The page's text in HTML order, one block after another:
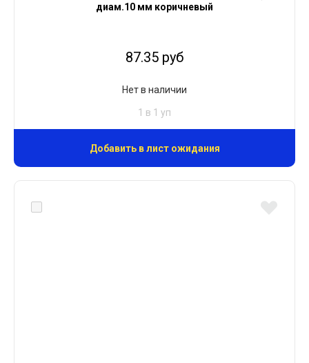
диам.10 мм коричневый
87.35 руб
Нет в наличии
1 в 1 уп
Добавить в лист ожидания